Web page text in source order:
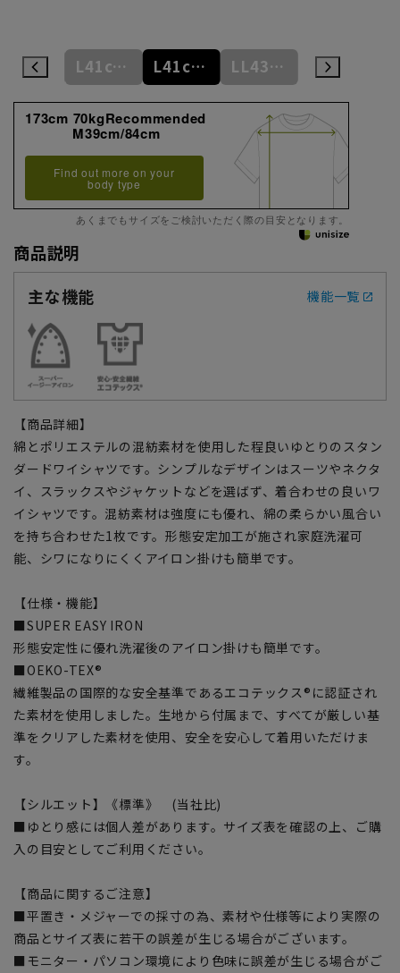
L41cm/84cm L41cm/86cm L41cm/88cm LL43cm/82cm
173cm 70kgRecommended
M39cm/84cm
Find out more on your
body type
あくまでもサイズをご検討いただく際の目安となります。
商品説明
主な機能
機能一覧
【商品詳細】
綿とポリエステルの混紡素材を使用した程良いゆとりのスタン
ダードワイシャツです。シンプルなデザインはスーツやネクタ
イ、スラックスやジャケットなどを選ばず、着合わせの良いワ
イシャツです。混紡素材は強度にも優れ、綿の柔らかい風合い
を持ち合わせた1枚です。形態安定加工が施され家庭洗濯可
能、シワになりにくくアイロン掛けも簡単です。
【仕様・機能】
■SUPER EASY IRON
形態安定性に優れ洗濯後のアイロン掛けも簡単です。
■OEKO-TEX®
繊維製品の国際的な安全基準であるエコテックス®に認証され
た素材を使用しました。生地から付属まで、すべてが厳しい基
準をクリアした素材を使用、安全を安心して着用いただけま
す。
【シルエット】《標準》 (当社比)
■ゆとり感には個人差があります。サイズ表を確認の上、ご購
入の目安としてご利用ください。
【商品に関するご注意】
■平置き・メジャーでの採寸の為、素材や仕様等により実際の
商品とサイズ表に若干の誤差が生じる場合がございます。
■モニター・パソコン環境により色味に誤差が生じる場合がご